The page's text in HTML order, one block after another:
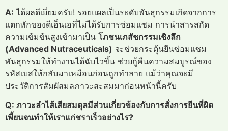
A: ได้ผลดีเยี่ยมครับ! รอยแผลเป็นระดับพันธุกรรมเกิดจากการ
แตกหักของดีเอ็นเอที่ไม่ได้รับการซ่อมแซม การนำสารสกัด
ความเข้มข้นสูงเข้ามาเป็น โภชนเภสัชกรรมเชิงลึก
(Advanced Nutraceuticals) จะช่วยกระตุ้นยีนซ่อมแซม
พันธุกรรมให้ทำงานได้ฉับไวขึ้น ช่วยกู้คืนความสมบูรณ์ของ
รหัสเบสให้กลับมาเหมือนก่อนถูกทำลาย แม้ว่าคุณจะมี
ประวัติการสัมผัสมลภาวะสะสมมาก่อนหน้านี้ครับ
Q: ภาวะลำไส้เสียสมดุลมีส่วนเกี่ยวข้องกับการสั่งการยีนที่ผิด
เพี้ยนจนทำให้เราแก่ชราเร็วอย่างไร?